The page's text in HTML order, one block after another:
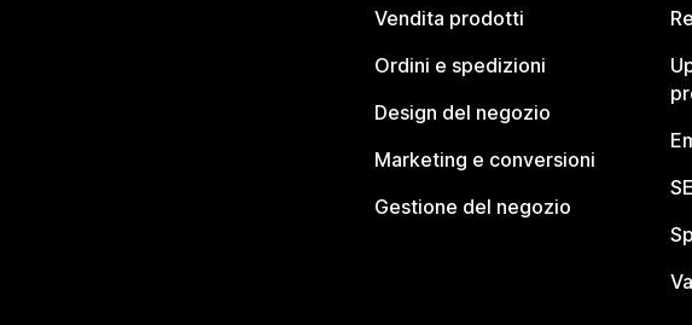
Vendita prodotti
Ordini e spedizioni
Design del negozio
Marketing e conversioni
Gestione del negozio